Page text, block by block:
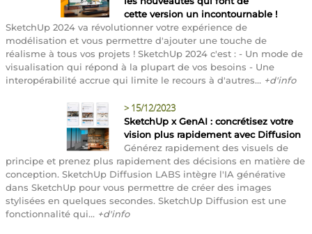
cette version un incontournable !
SketchUp 2024 va révolutionner votre expérience de
modélisation et vous permettre d'ajouter une touche de
réalisme à tous vos projets ! SketchUp 2024 c'est : - Un mode de
visualisation qui répond à la plupart de vos besoins - Une
interopérabilité accrue qui limite le recours à d'autres... +d'info
> 15/12/2023
SketchUp x GenAI : concrétisez votre
vision plus rapidement avec Diffusion
Générez rapidement des visuels de
principe et prenez plus rapidement des décisions en matière de
conception. SketchUp Diffusion LABS intègre l'IA générative
dans SketchUp pour vous permettre de créer des images
stylisées en quelques secondes. SketchUp Diffusion est une
fonctionnalité qui... +d'info